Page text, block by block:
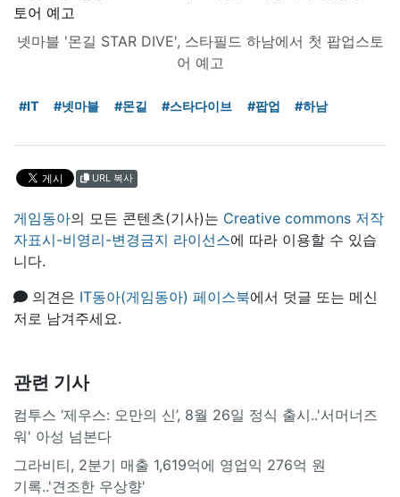
넷마블 '몬길 STAR DIVE', 스타필드 하남에서 첫 팝업스토
어 예고
#IT #넷마블 #몬길 #스타다이브 #팝업 #하남
URL 복사
게임동아의 모든 콘텐츠(기사)는 Creative commons 저작
자표시-비영리-변경금지 라이선스에 따라 이용할 수 있습
니다.
의견은 IT동아(게임동아) 페이스북에서 덧글 또는 메신
저로 남겨주세요.
관련 기사
컴투스 ‘제우스: 오만의 신’, 8월 26일 정식 출시..'서머너즈
워' 아성 넘본다
그라비티, 2분기 매출 1,619억에 영업익 276억 원
기록..'견조한 우상향'